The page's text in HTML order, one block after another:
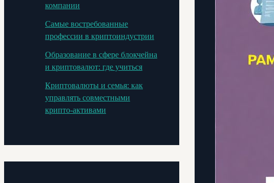
компании
Самые востребованные
профессии в криптоиндустрии
Образование в сфере блокчейна
и криптовалют: где учиться
Криптовалюты и семья: как
управлять совместными
крипто-активами